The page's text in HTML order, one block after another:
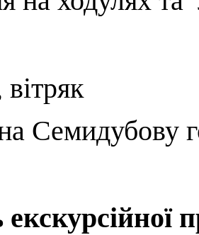
Семидубову
екскурсійної